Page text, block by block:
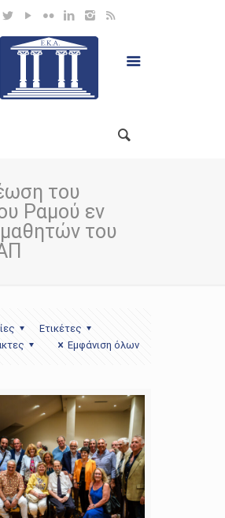
του
Ραμού εν
του
Ετικέτες
Εμφάνιση όλων